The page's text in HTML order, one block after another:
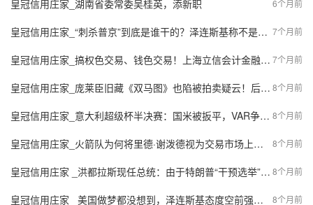
6个月前
皇冠信用庄家_湖南省委常委吴桂英，添新职
7个月前
皇冠信用庄家_“刺杀普京”到底是谁干的？泽连斯基称不是本人所为，英国人有嫌疑
7个月前
皇冠信用庄家_搞权色交易、钱色交易！上海立信会计金融学院原党委副书记受贿案宣判
8个月前
皇冠信用庄家_庞莱臣旧藏《双马图》也陷被拍卖疑云！后人曾起诉南京博物院
8个月前
皇冠信用庄家_意大利超级杯半决赛：国米被扳平，VAR争议引发热议
8个月前
皇冠信用庄家_火箭队为何将里德·谢泼德视为交易市场上的“非卖品”？
8个月前
皇冠信用庄家 _洪都拉斯现任总统：由于特朗普“干预选举”，此次大选“无效”
8个月前
皇冠信用庄家 _美国做梦都没想到，泽连斯基态度空前强硬，乌克兰拒绝任何割土，对外释放信号非同寻常